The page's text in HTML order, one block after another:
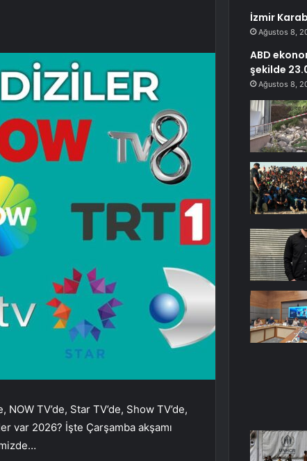
TV’de, Star TV’de, Show TV’de,
var 2026? İşte Çarşamba akşamı
İzmir
Ağustos 8,
ABD
şekilde
Ağustos 8,